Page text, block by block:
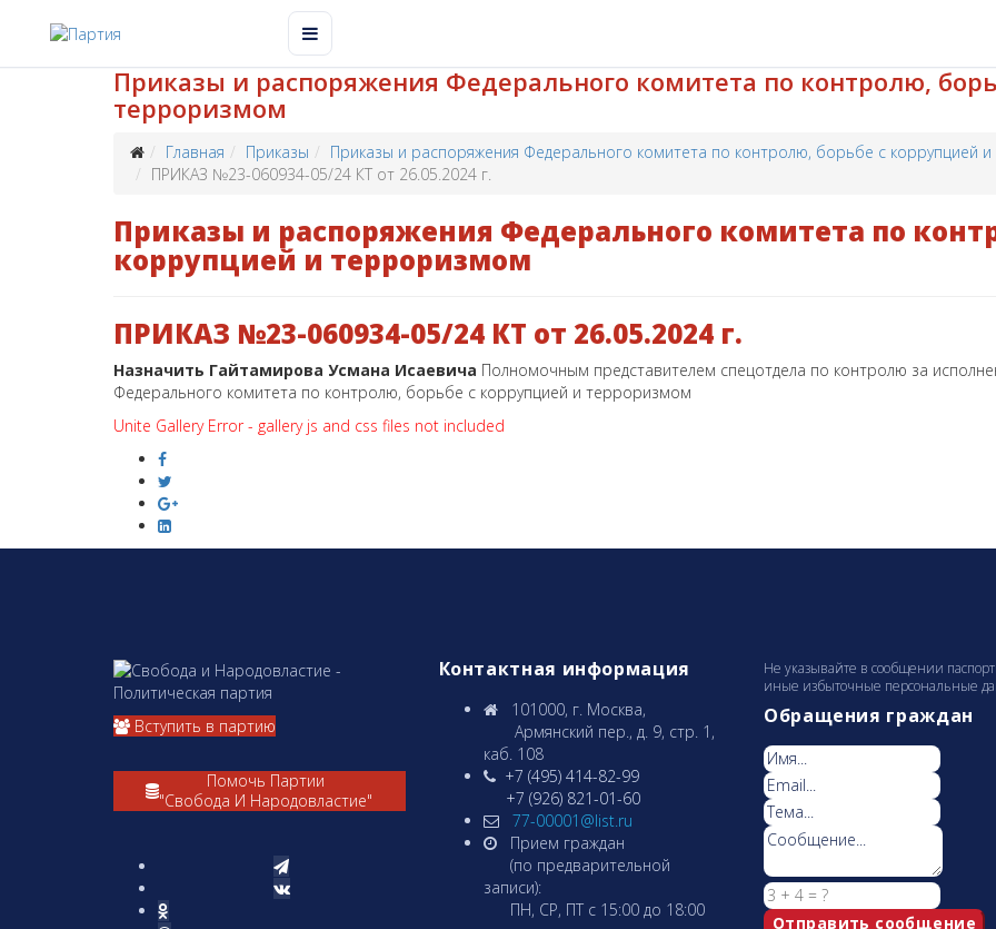
Приказы и распоряжения Федерального комитета по контролю,
терроризмом
Главная Приказы
Приказы и распоряжения Федерального комитета по контролю, борьбе с коррупцией
ПРИКАЗ №23-060934-05/24 КТ от 26.05.2024 г.
Приказы и распоряжения Федерального комитета по
коррупцией и терроризмом
ПРИКАЗ №23-060934-05/24 КТ от 26.05.2024 г.
Назначить Гайтамирова Усмана Исаевича Полномочным представителем спецотдела по контролю за
Федерального комитета по контролю, борьбе с коррупцией и терроризмом
Unite Gallery Error - gallery js and css files not included
Вступить в партию
Помочь Партии
"Свобода И Народовластие"
Контактная информация
101000, г. Москва,
Армянcкий пер., д. 9, стр. 1,
каб. 108
+7 (495) 414-82-99
+7 (926) 821-01-60
77-00001@list.ru
Прием граждан
(по предварительной
записи):
ПН, СР, ПТ с 15:00 до 18:00
Не указывайте в сообщении
иные избыточные персональные
Обращения граждан